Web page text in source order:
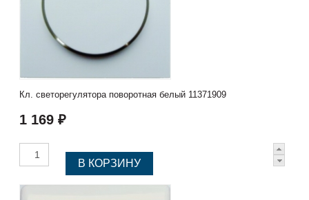
Кл. светорегулятора поворотная белый 11371909
1 169 ₽